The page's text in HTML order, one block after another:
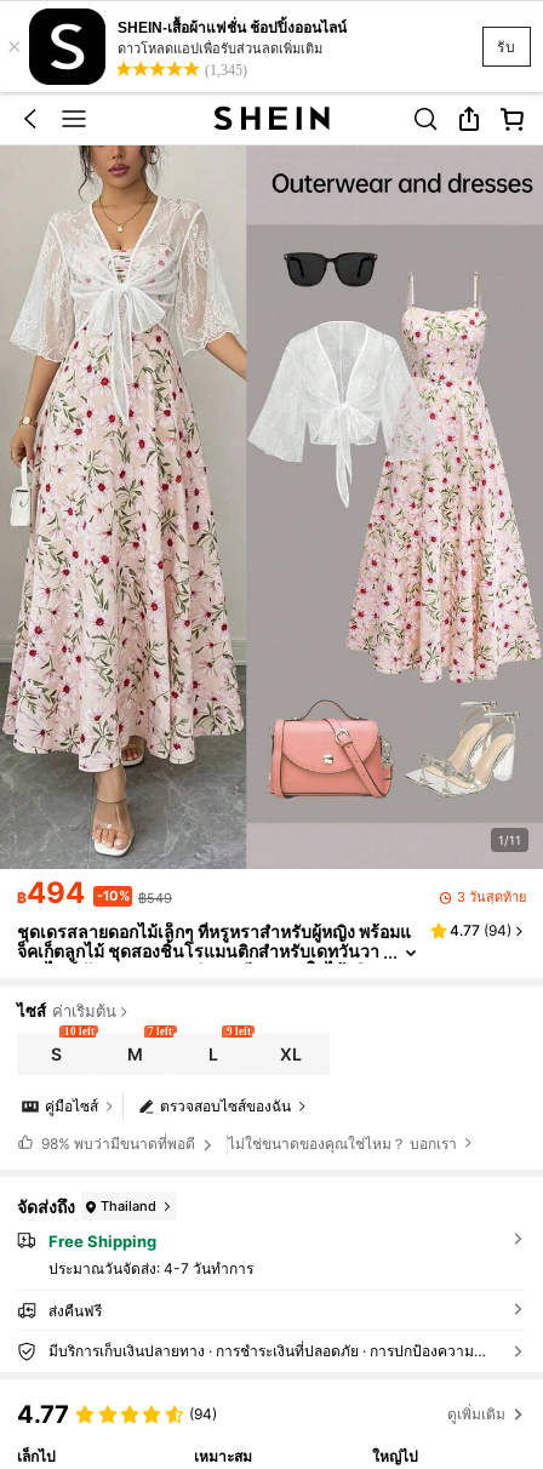
รับ
×
SHEIN-เสื้อผ้าแฟชั่น ช้อปปิ้งออนไลน์
ดาวโหลดแอปเพื่อรับส่วนลดเพิ่มเติม
(1,345)
1/11
฿494 -10% ฿549 3 วันสุดท้าย
ชุดเดรสลายดอกไม้เล็กๆ ที่หรูหราสำหรับผู้หญิง พร้อมแ
จ็คเก็ตลูกไม้ ชุดสองชิ้นโรแมนติกสำหรับเดทวันวา
เลนไทน์ วันหยุด ชุดสูทสง่างามสีชมพูฤดูใบไม้ผลิแ
4.77 (94)
ไซส์ ค่าเริ่มต้น
S
10 left
M
7 left
L
9 left
XL
ตรวจสอบไซส์ของฉัน
คู่มือไซส์
98% พบว่ามีขนาดที่พอดี ไม่ใช่ขนาดของคุณใช่ไหม？ บอกเรา
จัดส่งถึง Thailand
Free Shipping
ประมาณวันจัดส่ง: 4-7 วันทำการ
ส่งคืนฟรี
มีบริการเก็บเงินปลายทาง · การชำระเงินที่ปลอดภัย · การปกป้องความเป็นส่วนตัว
4.77 (94) ดูเพิ่มเติม
เล็กไป
เหมาะสม
ใหญ่ไป